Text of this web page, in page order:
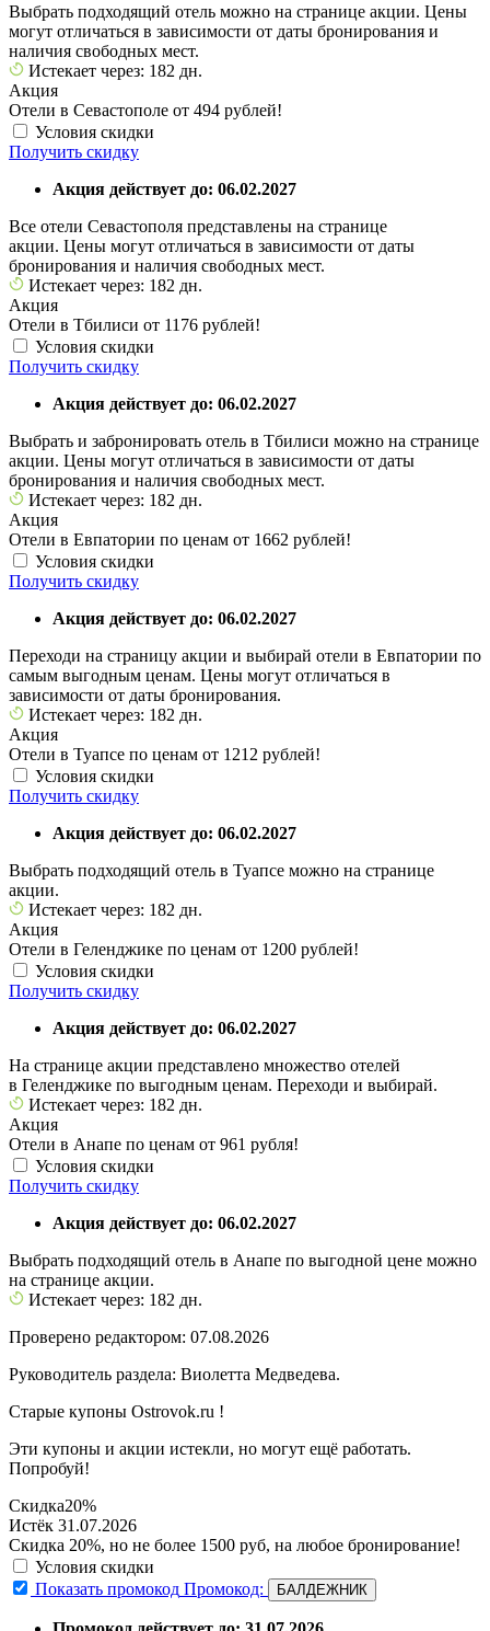
Выбрать подходящий отель можно на странице акции. Цены
могут отличаться в зависимости от даты бронирования и
наличия свободных мест.
Истекает через: 182 дн.
Акция
Отели в Севастополе от 494 рублей!
Условия скидки
Получить скидку
Акция действует до: 06.02.2027
Все отели Севастополя представлены на странице
акции. Цены могут отличаться в зависимости от даты
бронирования и наличия свободных мест.
Истекает через: 182 дн.
Акция
Отели в Тбилиси от 1176 рублей!
Условия скидки
Получить скидку
Акция действует до: 06.02.2027
Выбрать и забронировать отель в Тбилиси можно на странице
акции. Цены могут отличаться в зависимости от даты
бронирования и наличия свободных мест.
Истекает через: 182 дн.
Акция
Отели в Евпатории по ценам от 1662 рублей!
Условия скидки
Получить скидку
Акция действует до: 06.02.2027
Переходи на страницу акции и выбирай отели в Евпатории по
самым выгодным ценам. Цены могут отличаться в
зависимости от даты бронирования.
Истекает через: 182 дн.
Акция
Отели в Туапсе по ценам от 1212 рублей!
Условия скидки
Получить скидку
Акция действует до: 06.02.2027
Выбрать подходящий отель в Туапсе можно на странице
акции.
Истекает через: 182 дн.
Акция
Отели в Геленджике по ценам от 1200 рублей!
Условия скидки
Получить скидку
Акция действует до: 06.02.2027
На странице акции представлено множество отелей
в Геленджике по выгодным ценам. Переходи и выбирай.
Истекает через: 182 дн.
Акция
Отели в Анапе по ценам от 961 рубля!
Условия скидки
Получить скидку
Акция действует до: 06.02.2027
Выбрать подходящий отель в Анапе по выгодной цене можно
на странице акции.
Истекает через: 182 дн.
Проверено редактором: 07.08.2026
Руководитель раздела: Виолетта Медведева.
Старые купоны Ostrovok.ru !
Эти купоны и акции истекли, но могут ещё работать.
Попробуй!
Скидка20%
Истёк 31.07.2026
Скидка 20%, но не более 1500 руб, на любое бронирование!
Условия скидки
Показать промокод Промокод: БАЛДЕЖНИК